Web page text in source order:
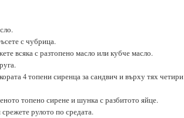
с чубрица.
всяка с разтопено масло или кубче масло.
4 топени сиренца за сандвич и върху тях четири
топено сирене и шунка с разбитото яйце.
рулото по средата.